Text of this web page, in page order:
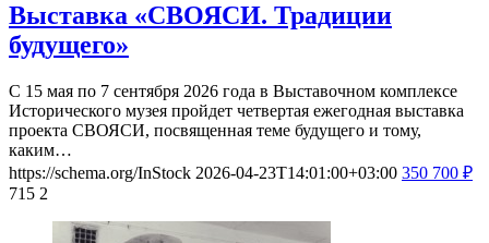
Выставка «СВОЯСИ. Традиции
будущего»
С 15 мая по 7 сентября 2026 года в Выставочном комплексе
Исторического музея пройдет четвертая ежегодная выставка
проекта СВОЯСИ, посвященная теме будущего и тому,
каким…
https://schema.org/InStock 2026-04-23T14:01:00+03:00 350 700 ₽
715 2